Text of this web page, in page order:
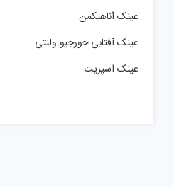
عینک آناهیکمن
عینک آفتابی جورجیو ولنتی
عینک اسپریت